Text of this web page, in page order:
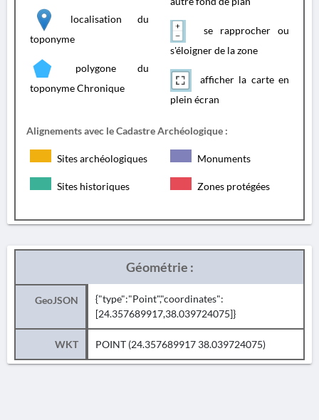
localisation du
toponyme
polygone du
toponyme Chronique
se rapprocher ou
s'éloigner de la zone
afficher la carte en
plein écran
Alignements avec le Cadastre Archéologique :
Sites archéologiques Monuments
Sites historiques Zones protégées
Géométrie :
GeoJSON
{"type":"Point","coordinates":
[24.357689917,38.039724075]}
WKT POINT (24.357689917 38.039724075)